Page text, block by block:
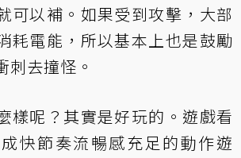
可以補。如果受到攻擊，大部
耗電能，所以基本上也是鼓勵
刺去撞怪。
樣呢？其實是好玩的。遊戲看
快節奏流暢感充足的動作遊